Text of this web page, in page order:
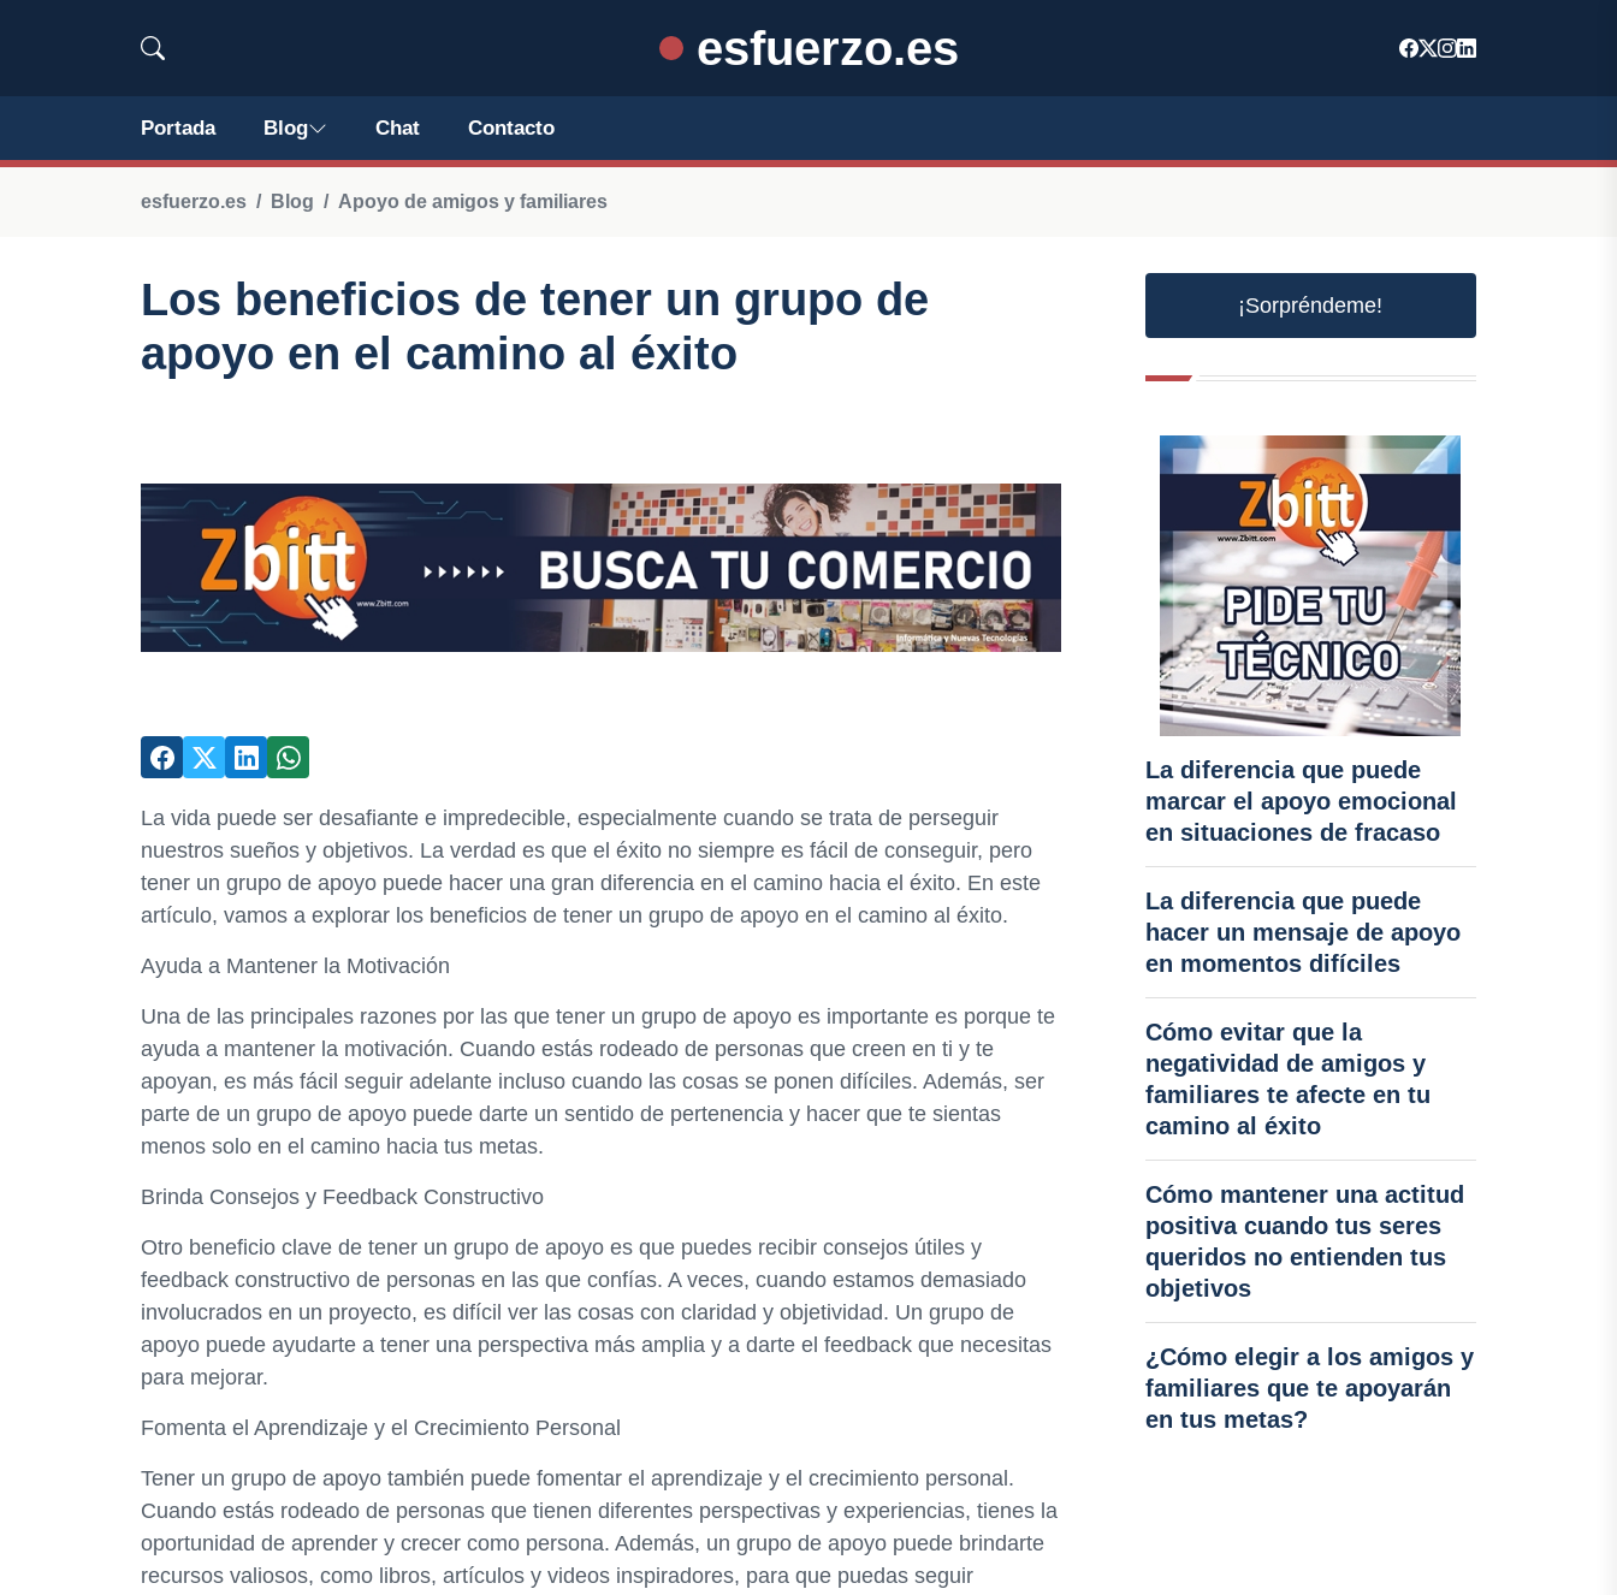
esfuerzo.es
Portada Blog Chat Contacto
esfuerzo.es Blog Apoyo de amigos y familiares
Los beneficios de tener un grupo de
apoyo en el camino al éxito
La vida puede ser desafiante e impredecible, especialmente cuando se trata de perseguir
nuestros sueños y objetivos. La verdad es que el éxito no siempre es fácil de conseguir, pero
tener un grupo de apoyo puede hacer una gran diferencia en el camino hacia el éxito. En este
artículo, vamos a explorar los beneficios de tener un grupo de apoyo en el camino al éxito.
Ayuda a Mantener la Motivación
Una de las principales razones por las que tener un grupo de apoyo es importante es porque te
ayuda a mantener la motivación. Cuando estás rodeado de personas que creen en ti y te
apoyan, es más fácil seguir adelante incluso cuando las cosas se ponen difíciles. Además, ser
parte de un grupo de apoyo puede darte un sentido de pertenencia y hacer que te sientas
menos solo en el camino hacia tus metas.
Brinda Consejos y Feedback Constructivo
Otro beneficio clave de tener un grupo de apoyo es que puedes recibir consejos útiles y
feedback constructivo de personas en las que confías. A veces, cuando estamos demasiado
involucrados en un proyecto, es difícil ver las cosas con claridad y objetividad. Un grupo de
apoyo puede ayudarte a tener una perspectiva más amplia y a darte el feedback que necesitas
para mejorar.
Fomenta el Aprendizaje y el Crecimiento Personal
Tener un grupo de apoyo también puede fomentar el aprendizaje y el crecimiento personal.
Cuando estás rodeado de personas que tienen diferentes perspectivas y experiencias, tienes la
oportunidad de aprender y crecer como persona. Además, un grupo de apoyo puede brindarte
recursos valiosos, como libros, artículos y videos inspiradores, para que puedas seguir
¡Sorpréndeme!
La diferencia que puede
marcar el apoyo emocional
en situaciones de fracaso
La diferencia que puede
hacer un mensaje de apoyo
en momentos difíciles
Cómo evitar que la
negatividad de amigos y
familiares te afecte en tu
camino al éxito
Cómo mantener una actitud
positiva cuando tus seres
queridos no entienden tus
objetivos
¿Cómo elegir a los amigos y
familiares que te apoyarán
en tus metas?